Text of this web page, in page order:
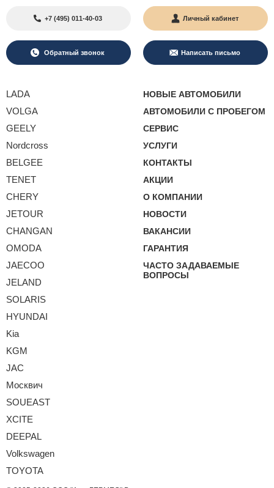
+7 (495) 011-40-03 Личный кабинет
Обратный звонок Написать письмо
LADA
VOLGA
GEELY
Nordcross
BELGEE
TENET
CHERY
JETOUR
CHANGAN
OMODA
JAECOO
JELAND
SOLARIS
HYUNDAI
Kia
KGM
JAC
Москвич
SOUEAST
XCITE
DEEPAL
Volkswagen
TOYOTA
НОВЫЕ АВТОМОБИЛИ
АВТОМОБИЛИ С ПРОБЕГОМ
СЕРВИС
УСЛУГИ
КОНТАКТЫ
АКЦИИ
О КОМПАНИИ
НОВОСТИ
ВАКАНСИИ
ГАРАНТИЯ
ЧАСТО ЗАДАВАЕМЫЕ
ВОПРОСЫ